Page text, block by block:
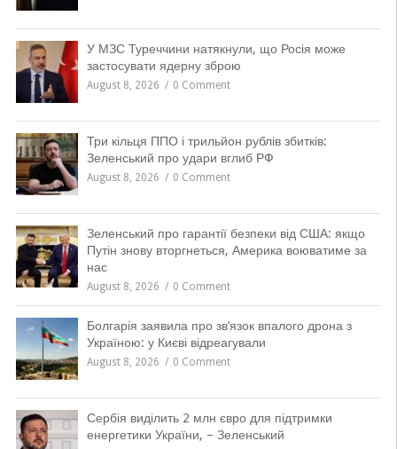
У МЗС Туреччини натякнули, що Росія може
застосувати ядерну зброю
August 8, 2026 0 Comment
Три кільця ППО і трильйон рублів збитків:
Зеленський про удари вглиб РФ
August 8, 2026 0 Comment
Зеленський про гарантії безпеки від США: якщо
Путін знову вторгнеться, Америка воюватиме за
нас
August 8, 2026 0 Comment
Болгарія заявила про зв’язок впалого дрона з
Україною: у Києві відреагували
August 8, 2026 0 Comment
Сербія виділить 2 млн євро для підтримки
енергетики України, – Зеленський